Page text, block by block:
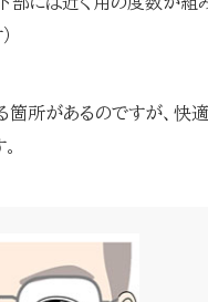
箇所があるのですが、快